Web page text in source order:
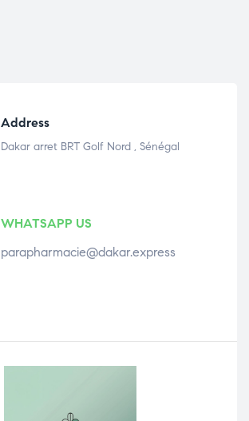
Address
Dakar arret BRT Golf Nord , Sénégal
WHATSAPP US
parapharmacie@dakar.express